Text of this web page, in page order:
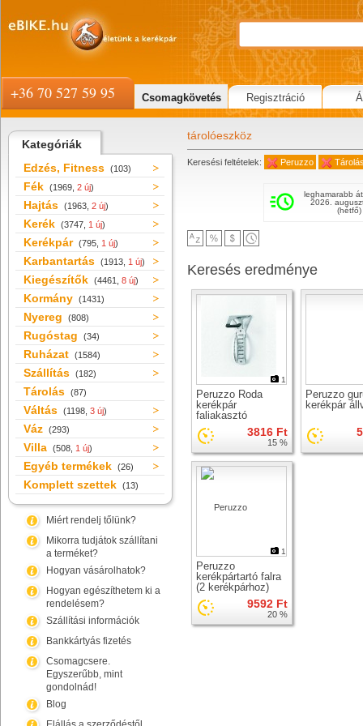
Kategóriák
Edzés, Fitness (103)
Fék (1969, 2 új)
Hajtás (1963, 2 új)
Kerék (3747, 1 új)
Kerékpár (795, 1 új)
Karbantartás (1913, 1 új)
Kiegészítők (4461, 8 új)
Kormány (1431)
Nyereg (808)
Rugóstag (34)
Ruházat (1584)
Szállítás (182)
Tárolás (87)
Váltás (1198, 3 új)
Váz (293)
Villa (508, 1 új)
Egyéb termékek (26)
Komplett szettek (13)
Miért rendelj tőlünk?
Mikorra tudjátok szállítani
a terméket?
Hogyan vásárolhatok?
Hogyan egészíthetem ki a
rendelésem?
Szállítási információk
Bankkártyás fizetés
Csomagcsere.
Egyszerűbb, mint
gondolnád!
Blog
tárolóeszköz
Keresési feltételek: Peruzzo
leghamarabb
2026.
(hétfő)
Keresés eredménye
1
Peruzzo Roda
kerékpár
faliakasztó
3816 Ft
15 %
Peruzzo
kerékpár
1
Peruzzo
kerékpártartó falra
(2 kerékpárhoz)
kerékpár falitartó
9592 Ft
20 %
+36 70 527 59 95 Csomagkövetés Regisztráció